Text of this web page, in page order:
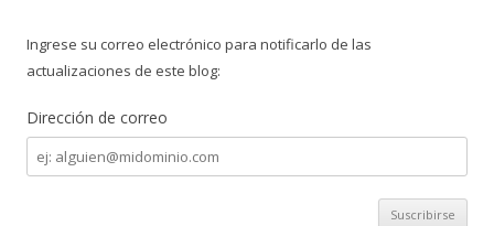
Ingrese su correo electrónico para notificarlo de las
actualizaciones de este blog:
Dirección de correo
Dirección
de
correo